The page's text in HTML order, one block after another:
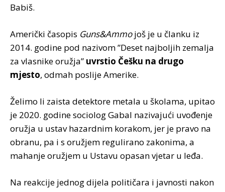
Babiš.
Američki časopis Guns&Ammojoš je u članku iz
2014. godine pod nazivom ”Deset najboljih zemalja
za vlasnike oružja” uvrstio Češku na drugo
mjesto, odmah poslije Amerike.
Želimo li zaista detektore metala u školama, upitao
je 2020. godine sociolog Gabal nazivajući uvođenje
oružja u ustav hazardnim korakom, jer je pravo na
obranu, pa i s oružjem regulirano zakonima, a
mahanje oružjem u Ustavu opasan vjetar u leđa.
Na reakcije jednog dijela političara i javnosti nakon